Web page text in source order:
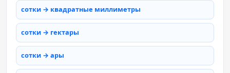
сотки → квадратные миллиметры
сотки → гектары
сотки → ары